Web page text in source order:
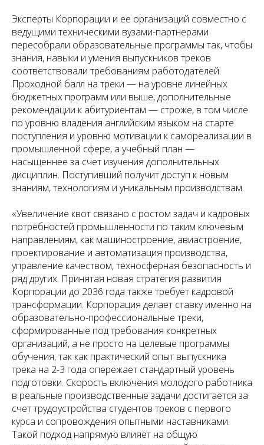
Эксперты Корпорации и ее организаций совместно с
ведущими техническими вузами-партнерами
пересобрали образовательные программы так, чтобы
знания, навыки и умения выпускников треков
соответствовали требованиям работодателей.
Проходной балл на треки — на уровне линейных
бюджетных программ или выше, дополнительные
рекомендации к абитуриентам — строже, в том числе
по уровню владения английским языком на старте
поступления и уровню мотивации к самореализации в
промышленной сфере, а учебный план —
насыщеннее за счет изучения дополнительных
дисциплин. Поступивший получит доступ к новым
знаниям, технологиям и уникальным производствам.
«Увеличение квот связано с ростом задач и кадровых
потребностей промышленности по таким ключевым
направлениям, как машиностроение, авиастроение,
проектирование и автоматизация производства,
управление качеством, техносферная безопасность и
ряд других. Принятая новая стратегия развития
Корпорации до 2036 года также требует кадровой
трансформации. Корпорация делает ставку именно на
образовательно-профессиональные треки,
сформированные под требования конкретных
организаций, а не просто на целевые программы
обучения, так как практический опыт выпускника
трека на 2-3 года опережает стандартный уровень
подготовки. Скорость включения молодого работника
в реальные производственные задачи достигается за
счет трудоустройства студентов треков с первого
курса и сопровождения опытными наставниками.
Такой подход напрямую влияет на общую